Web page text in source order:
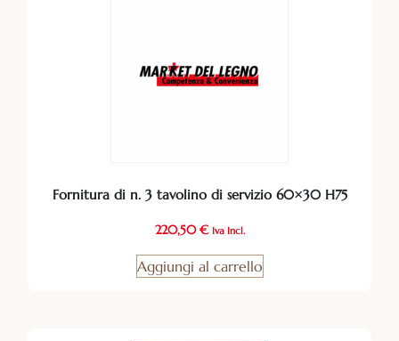
Fornitura di n. 3 tavolino di servizio 60×30 H75
220,50€ Iva Incl.
Aggiungi al carrello